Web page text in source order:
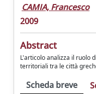
CAMIA, Francesco
2009
Abstract
L'articolo analizza il ruolo
territoriali tra le città
Scheda breve